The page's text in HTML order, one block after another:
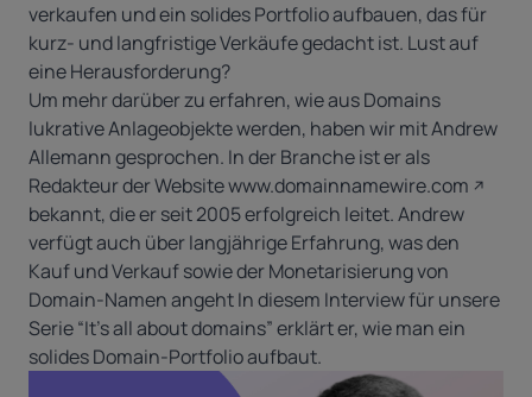
verkaufen und ein solides Portfolio aufbauen, das für
kurz- und langfristige Verkäufe gedacht ist. Lust auf
eine Herausforderung?
Um mehr darüber zu erfahren, wie aus Domains
lukrative Anlageobjekte werden, haben wir mit Andrew
Allemann gesprochen. In der Branche ist er als
Redakteur der Websitewww.domainnamewire.com
bekannt, die er seit 2005 erfolgreich leitet. Andrew
verfügt auch über langjährige Erfahrung, was den
Kauf und Verkauf sowie der Monetarisierung von
Domain-Namen angeht In diesem Interview für unsere
Serie “It’s all about domains” erklärt er, wie man ein
solides Domain-Portfolio aufbaut.